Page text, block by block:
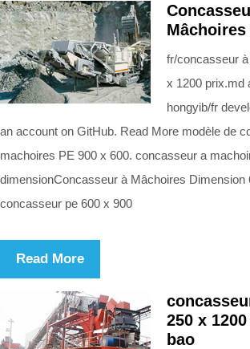
Mâchoires
fr/concasseur
x 1200 prix.md
hongyib/fr
an account on GitHub. Read More modèle de
machoires PE 900 x 600. concasseur a
dimensionConcasseur à Mâchoires Dimension
concasseur pe 600 x 900
Read More
250 x
bao